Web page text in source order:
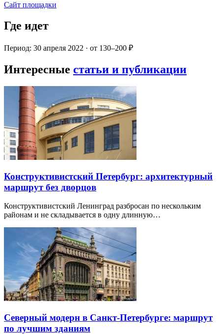
Сайт площадки
Где идет
Период: 30 апреля 2022 · от 130–200 ₽
Интересные статьи и публикации
Конструктивистский Петербург: архитектурный
маршрут без дворцов
Конструктивистский Ленинград разбросан по нескольким
районам и не складывается в одну длинную…
Северный модерн в Санкт-Петербурге: маршрут
по лучшим зданиям